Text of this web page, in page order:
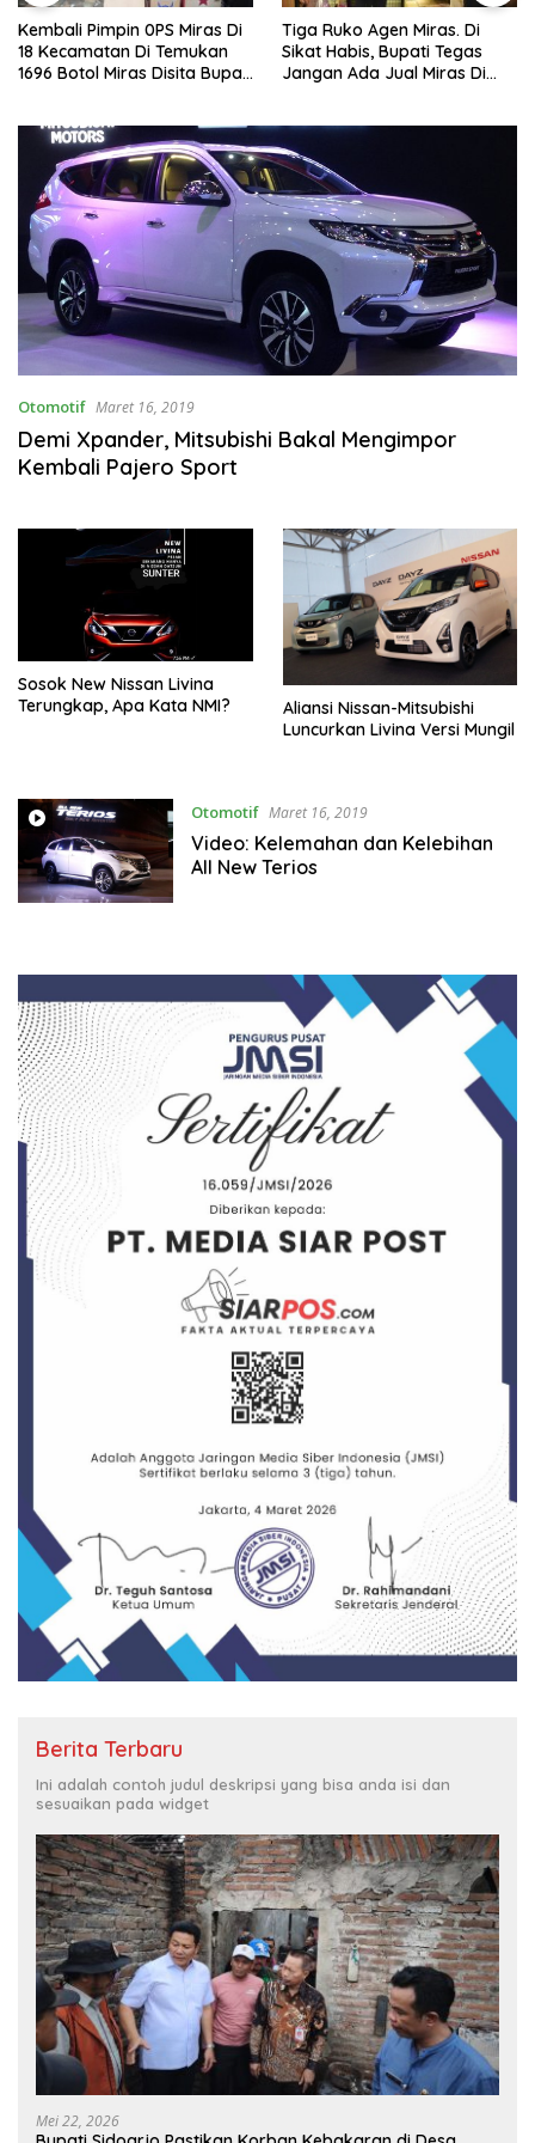
Kembali Pimpin 0PS Miras Di
18 Kecamatan Di Temukan
1696 Botol Miras Disita Bupati
Tiga Ruko Agen Miras. Di
Sikat Habis, Bupati Tegas
Jangan Ada Jual Miras Di
Otomotif Maret 16, 2019
Demi Xpander, Mitsubishi Bakal Mengimpor
Kembali Pajero Sport
Sosok New Nissan Livina
Terungkap, Apa Kata NMI?
Aliansi Nissan-Mitsubishi
Luncurkan Livina Versi Mungil
Otomotif Maret 16, 2019
Video: Kelemahan dan Kelebihan
All New Terios
Berita Terbaru
Ini adalah contoh judul deskripsi yang bisa anda isi dan
sesuaikan pada widget
Mei 22, 2026